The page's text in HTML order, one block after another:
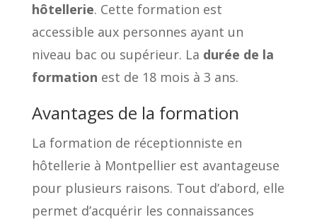
hôtellerie. Cette formation est
accessible aux personnes ayant un
niveau bac ou supérieur. La durée de la
formation est de 18 mois à 3 ans.
Avantages de la formation
La formation de réceptionniste en
hôtellerie à Montpellier est avantageuse
pour plusieurs raisons. Tout d’abord, elle
permet d’acquérir les connaissances